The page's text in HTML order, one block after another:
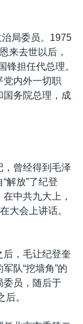
局委员。1975
来去世以后，
锋担任代总理。
党内外一切职
国务院总理，成
，曾经得到毛泽
解放”了纪登
中共九大上，
大会上讲话。
后，毛让纪登奎
队“挖墙角”的
委员，随后于
。